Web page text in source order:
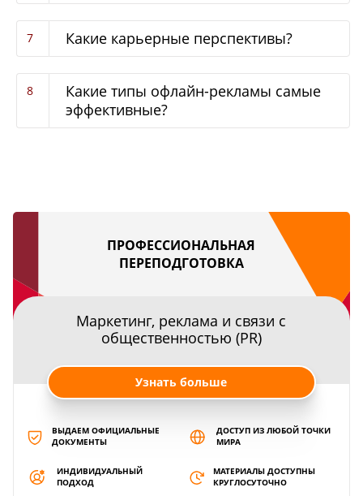
Какие карьерные перспективы?
Какие типы офлайн-рекламы самые
эффективные?
ПРОФЕССИОНАЛЬНАЯ
ПЕРЕПОДГОТОВКА
Маркетинг, реклама и связи с
общественностью (PR)
Узнать больше
ВЫДАЕМ ОФИЦИАЛЬНЫЕ
ДОКУМЕНТЫ
ДОСТУП ИЗ ЛЮБОЙ ТОЧКИ
МИРА
ИНДИВИДУАЛЬНЫЙ
ПОДХОД
МАТЕРИАЛЫ ДОСТУПНЫ
КРУГЛОСУТОЧНО